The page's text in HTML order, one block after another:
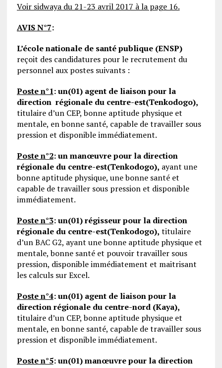
Voir sidwaya du 21-23 avril 2017 à la page 16.
AVIS N°7:
L’école nationale de santé publique (ENSP)
reçoit des candidatures pour le recrutement du
personnel aux postes suivants :
Poste n°1: un(01) agent de liaison pour la
direction régionale du centre-est(Tenkodogo),
titulaire d’un CEP, bonne aptitude physique et
mentale, en bonne santé, capable de travailler sous
pression et disponible immédiatement.
Poste n°2: un manœuvre pour la direction
régionale du centre-est(Tenkodogo), ayant une
bonne aptitude physique, une bonne santé et
capable de travailler sous pression et disponible
immédiatement.
Poste n°3: un(01) régisseur pour la direction
régionale du centre-est(Tenkodogo), titulaire
d’un BAC G2, ayant une bonne aptitude physique et
mentale, bonne santé et pouvoir travailler sous
pression, disponible immédiatement et maitrisant
les calculs sur Excel.
Poste n°4: un(01) agent de liaison pour la
direction régionale du centre-nord (Kaya),
titulaire d’un CEP, bonne aptitude physique et
mentale, en bonne santé, capable de travailler sous
pression et disponible immédiatement.
Poste n°5: un(01) manœuvre pour la direction